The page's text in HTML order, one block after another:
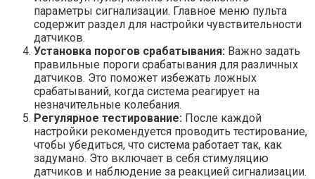
параметры сигнализации. Главное меню пульта
содержит раздел для настройки чувствительности
датчиков.
Установка порогов срабатывания: Важно задать
правильные пороги срабатывания для различных
датчиков. Это поможет избежать ложных
срабатываний, когда система реагирует на
незначительные колебания.
Регулярное тестирование: После каждой
настройки рекомендуется проводить тестирование,
чтобы убедиться, что система работает так, как
задумано. Это включает в себя стимуляцию
датчиков и наблюдение за реакцией сигнализации.